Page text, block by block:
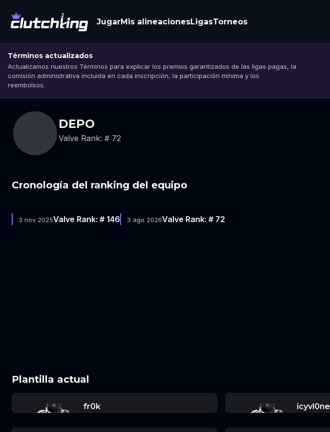
JugarMis alineacionesLigasTorneos
Términos actualizados
Actualizamos nuestros Términos para explicar los premios garantizados de las ligas pagas, la
comisión administrativa incluida en cada inscripción, la participación mínima y los
reembolsos.
DEPO
Valve Rank: # 72
Cronología del ranking del equipo
3 nov 2025Valve Rank: # 146 3 ago 2026Valve Rank: # 72
Plantilla actual
fr0k icyvl0ne